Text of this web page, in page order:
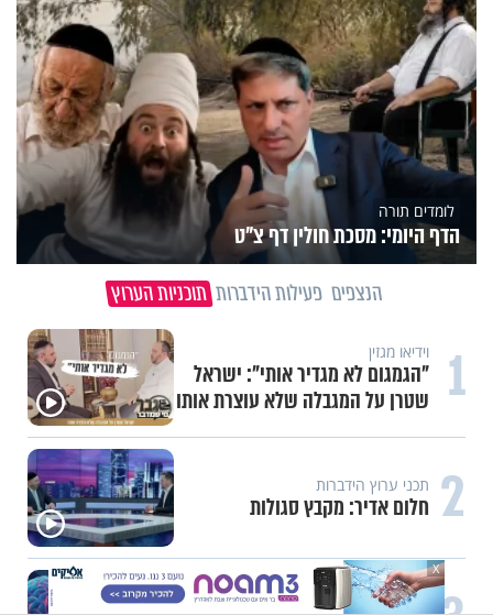
לומדים תורה
הדף היומי: מסכת חולין דף צ"ט
הנצפים פעילות הידברות תוכניות הערוץ
1 וידיאו מגזין
"הגמגום לא מגדיר אותי": ישראל
שטרן על המגבלה שלא עוצרת אותו
2 תכני ערוץ הידברות
חלום אדיר: מקבץ סגולות
עשייה והעצמה נשית
X